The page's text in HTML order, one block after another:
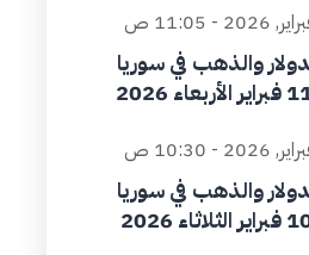
والذهب في سوريا
والذهب في سوريا